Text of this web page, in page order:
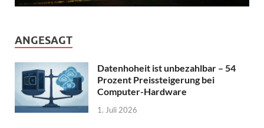
ANGESAGT
Datenhoheit ist unbezahlbar – 54
Prozent Preissteigerung bei
Computer-Hardware
1. Juli 2026